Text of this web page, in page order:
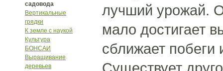
садовода
Вертикальные
грядки
К земле с наукой
Культура
БОНСАИ
Выращивание
деревьев
лучший урожай.
мало достигает
сближает